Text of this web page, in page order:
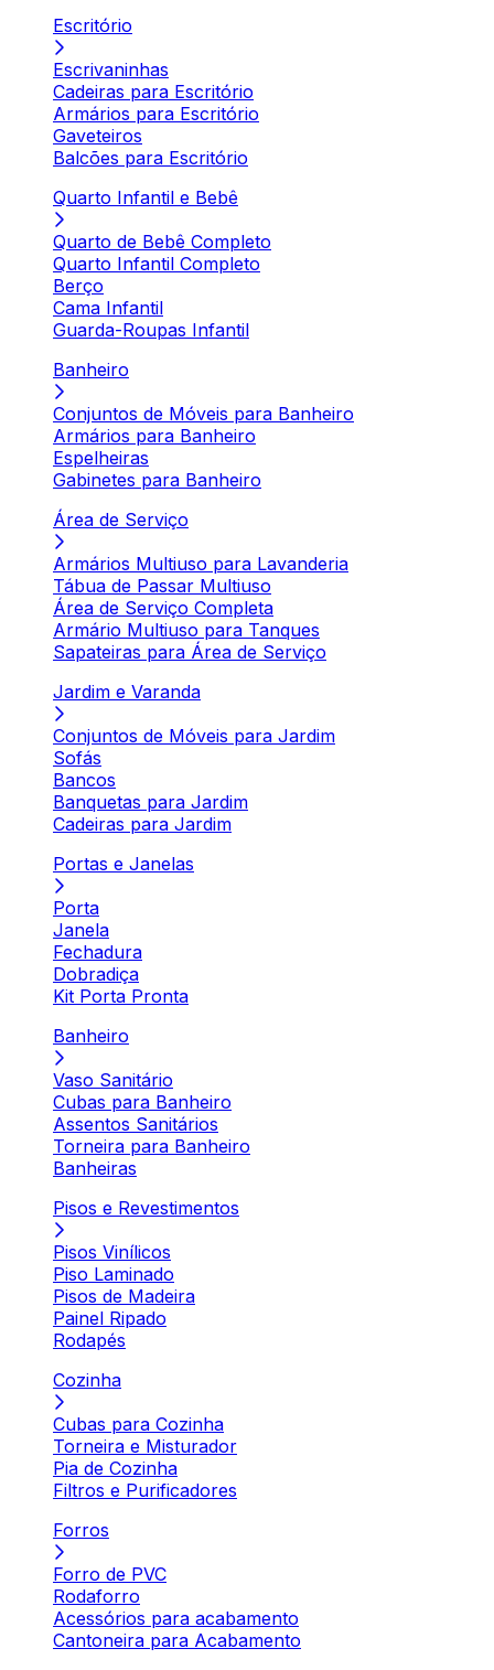
Escritório
Escrivaninhas
Cadeiras para Escritório
Armários para Escritório
Gaveteiros
Balcões para Escritório
Quarto Infantil e Bebê
Quarto de Bebê Completo
Quarto Infantil Completo
Berço
Cama Infantil
Guarda-Roupas Infantil
Banheiro
Conjuntos de Móveis para Banheiro
Armários para Banheiro
Espelheiras
Gabinetes para Banheiro
Área de Serviço
Armários Multiuso para Lavanderia
Tábua de Passar Multiuso
Área de Serviço Completa
Armário Multiuso para Tanques
Sapateiras para Área de Serviço
Jardim e Varanda
Conjuntos de Móveis para Jardim
Sofás
Bancos
Banquetas para Jardim
Cadeiras para Jardim
Portas e Janelas
Porta
Janela
Fechadura
Dobradiça
Kit Porta Pronta
Banheiro
Vaso Sanitário
Cubas para Banheiro
Assentos Sanitários
Torneira para Banheiro
Banheiras
Pisos e Revestimentos
Pisos Vinílicos
Piso Laminado
Pisos de Madeira
Painel Ripado
Rodapés
Cozinha
Cubas para Cozinha
Torneira e Misturador
Pia de Cozinha
Filtros e Purificadores
Forros
Forro de PVC
Rodaforro
Acessórios para acabamento
Cantoneira para Acabamento